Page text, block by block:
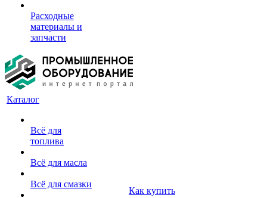
Расходные
материалы и
запчасти
Каталог
Всё для
топлива
Всё для масла
Всё для смазки
Как купить